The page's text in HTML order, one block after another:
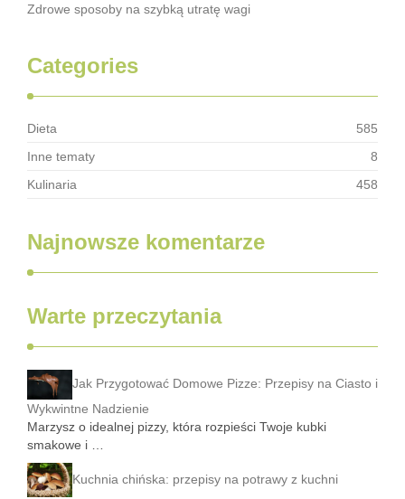
Zdrowe sposoby na szybką utratę wagi
Categories
Dieta
585
Inne tematy
8
Kulinaria
458
Najnowsze komentarze
Warte przeczytania
Jak Przygotować Domowe Pizze: Przepisy na Ciasto i
Wykwintne Nadzienie
Marzysz o idealnej pizzy, która rozpieści Twoje kubki
smakowe i …
Kuchnia chińska: przepisy na potrawy z kuchni